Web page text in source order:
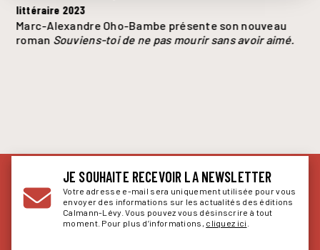
littéraire 2023
Marc-Alexandre Oho-Bambe présente son nouveau
roman Souviens-toi de ne pas mourir sans avoir aimé.
JE SOUHAITE RECEVOIR LA NEWSLETTER
Votre adresse e-mail sera uniquement utilisée pour vous
envoyer des informations sur les actualités des éditions
Calmann-Lévy. Vous pouvez vous désinscrire à tout
moment. Pour plus d’informations, cliquez ici